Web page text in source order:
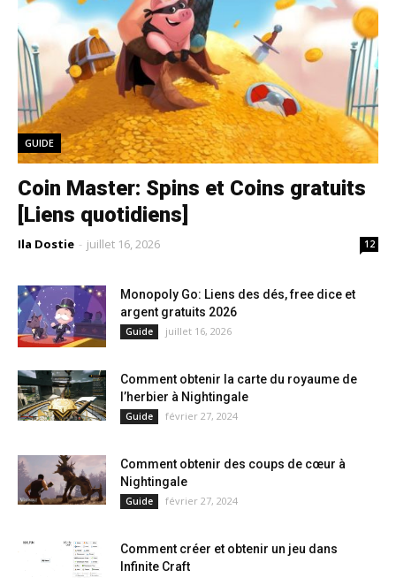
GUIDE
Coin Master: Spins et Coins gratuits
[Liens quotidiens]
Ila Dostie - juillet 16, 2026 12
Monopoly Go: Liens des dés, free dice et
argent gratuits 2026
Guide juillet 16, 2026
Comment obtenir la carte du royaume de
l’herbier à Nightingale
Guide février 27, 2024
Comment obtenir des coups de cœur à
Nightingale
Guide février 27, 2024
Comment créer et obtenir un jeu dans
Infinite Craft